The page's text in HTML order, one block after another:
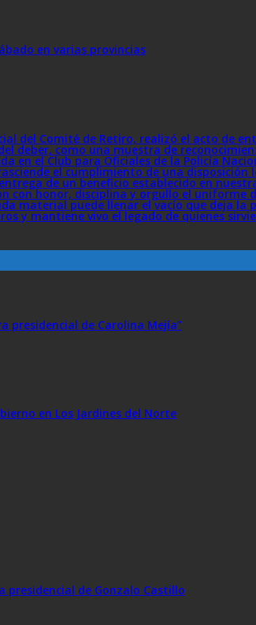
en varias provincias
del Comité de Retiro, realizó el acto de
deber, como una muestra de
en el Club para Oficiales de la Policía
el cumplimiento de una
de un beneficio establecido en
con honor, disciplina y orgullo el
material puede llenar el vacío que deja
y mantiene vivo el legado de quienes
presidencial de Carolina Mejía”
en Los Jardines del Norte
presidencial de Gonzalo Castillo